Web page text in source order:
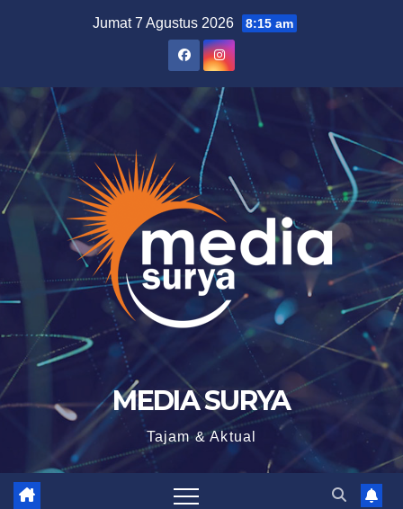
Jumat 7 Agustus 2026 8:15 am
MEDIA SURYA
Tajam & Aktual